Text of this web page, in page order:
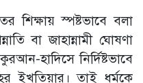
শিক্ষায় স্পষ্টভাবে বলা
বা জাহান্নামী ঘোষণা
হাদিসে নির্দিষ্টভাবে
ইখতিয়ার। তাই ধর্মকে